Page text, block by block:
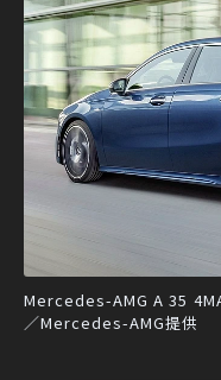
Mercedes-AMG A 35
／Mercedes-AMG提供